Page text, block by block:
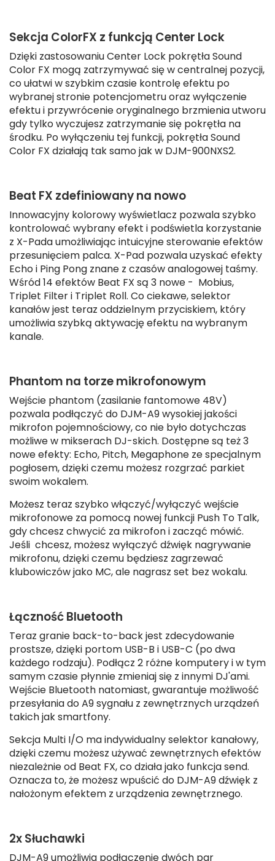
Sekcja ColorFX z funkcją Center Lock
Dzięki zastosowaniu Center Lock pokrętła Sound
Color FX mogą zatrzymywać się w centralnej pozycji,
co ułatwi w szybkim czasie kontrolę efektu po
wybranej stronie potencjometru oraz wyłączenie
efektu i przywrócenie oryginalnego brzmienia utworu
gdy tylko wyczujesz zatrzymanie się pokrętła na
środku. Po wyłączeniu tej funkcji, pokrętła Sound
Color FX działają tak samo jak w DJM-900NXS2.
Beat FX zdefiniowany na nowo
Innowacyjny kolorowy wyświetlacz pozwala szybko
kontrolować wybrany efekt i podświetla korzystanie
z X-Pada umożliwiając intuicyjne sterowanie efektów
przesunięciem palca. X-Pad pozwala uzyskać efekty
Echo i Ping Pong znane z czasów analogowej taśmy.
Wśród 14 efektów Beat FX są 3 nowe - Mobius,
Triplet Filter i Triplet Roll. Co ciekawe, selektor
kanałów jest teraz oddzielnym przyciskiem, który
umożliwia szybką aktywację efektu na wybranym
kanale.
Phantom na torze mikrofonowym
Wejście phantom (zasilanie fantomowe 48V)
pozwala podłączyć do DJM-A9 wysokiej jakości
mikrofon pojemnościowy, co nie było dotychczas
możliwe w mikserach DJ-skich. Dostępne są też 3
nowe efekty: Echo, Pitch, Megaphone ze specjalnym
pogłosem, dzięki czemu możesz rozgrzać parkiet
swoim wokalem.
Możesz teraz szybko włączyć/wyłączyć wejście
mikrofonowe za pomocą nowej funkcji Push To Talk,
gdy chcesz chwycić za mikrofon i zacząć mówić.
Jeśli chcesz, możesz wyłączyć dźwięk nagrywanie
mikrofonu, dzięki czemu będziesz zagrzewać
klubowiczów jako MC, ale nagrasz set bez wokalu.
Łączność Bluetooth
Teraz granie back-to-back jest zdecydowanie
prostsze, dzięki portom USB-B i USB-C (po dwa
każdego rodzaju). Podłącz 2 różne komputery i w tym
samym czasie płynnie zmieniaj się z innymi DJ'ami.
Wejście Bluetooth natomiast, gwarantuje możliwość
przesyłania do A9 sygnału z zewnętrznych urządzeń
takich jak smartfony.
Sekcja Multi I/O ma indywidualny selektor kanałowy,
dzięki czemu możesz używać zewnętrznych efektów
niezależnie od Beat FX, co działa jako funkcja send.
Oznacza to, że możesz wpuścić do DJM-A9 dźwięk z
nałożonym efektem z urządzenia zewnętrznego.
2x Słuchawki
DJM-A9 umożliwia podłączenie dwóch par